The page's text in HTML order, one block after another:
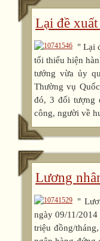
Lại đề
" Lại
tối thiểu hiện
tướng vừa ủy
Thường vụ
đó, 3 đối tượng
công, người về
Lương
"
ngày 09/11/
triệu đồng/